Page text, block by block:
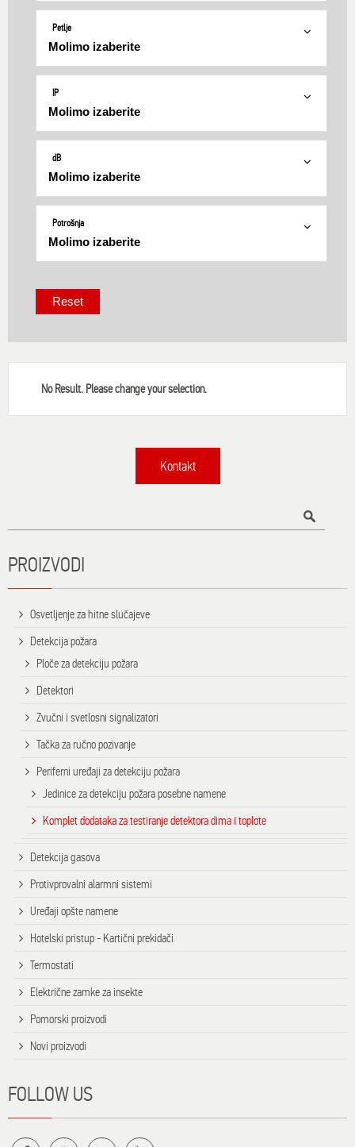
Petlje
IP
dB
Potrošnja
No Result. Please change your selection.
Kontakt
PROIZVODI
Osvetljenje za hitne slučajeve
Detekcija požara
Ploče za detekciju požara
Detektori
Zvučni i svetlosni signalizatori
Tačka za ručno pozivanje
Periferni uređaji za detekciju požara
Jedinice za detekciju požara posebne namene
Komplet dodataka za testiranje detektora dima i toplote
Detekcija gasova
Protivprovalni alarmni sistemi
Uređaji opšte namene
Hotelski pristup - Kartični prekidači
Termostati
Električne zamke za insekte
Pomorski proizvodi
Novi proizvodi
FOLLOW US